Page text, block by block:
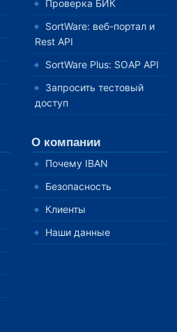
Проверка БИК
SortWare: веб-портал и
Rest API
SortWare Plus: SOAP API
Запросить тестовый
доступ
О компании
Почему IBAN
Безопасность
Клиенты
Наши данные